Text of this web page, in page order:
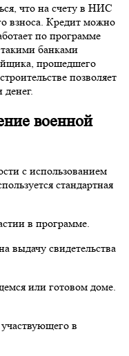
что на счету в НИС
взноса. Кредит можно
по программе
банками
прошедшего
позволяет
военной
с использованием
стандартная
в программе.
выдачу свидетельства
или готовом доме.
в